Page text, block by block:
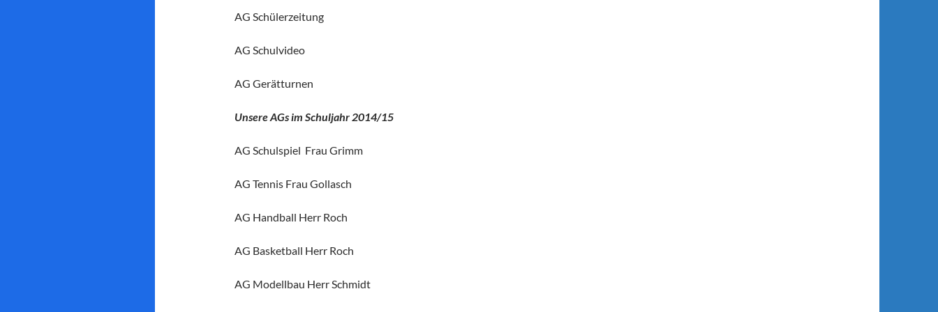
AG Schülerzeitung
AG Schulvideo
AG Gerätturnen
Unsere AGs im Schuljahr 2014/15
AG Schulspiel Frau Grimm
AG Tennis Frau Gollasch
AG Handball Herr Roch
AG Basketball Herr Roch
AG Modellbau Herr Schmidt